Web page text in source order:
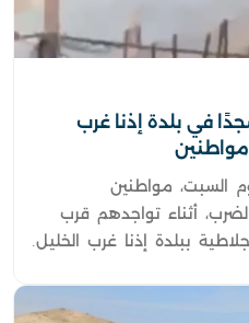
مسجدًا في بلدة إذنا غرب
السبت، مواطنين
أثناء تواجدهم قرب
ببلدة إذنا غرب الخليل.